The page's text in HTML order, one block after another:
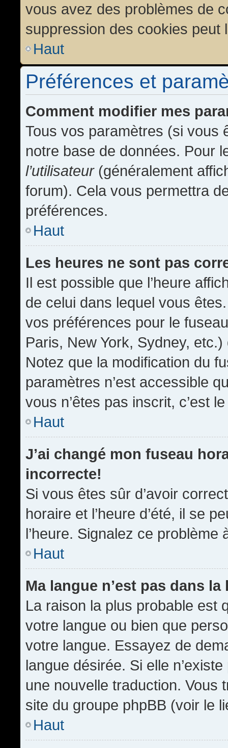
vous avez des problèmes de
suppression des cookies peut
Haut
Préférences et
Comment modifier mes
Tous vos paramètres (si vous
notre base de données. Pour
l’utilisateur(généralement
forum). Cela vous permettra
préférences.
Haut
Les heures ne sont pas
Il est possible que l’heure
de celui dans lequel vous
vos préférences pour le
Paris, New York, Sydney,
Notez que la modification du
paramètres n’est accessible
vous n’êtes pas inscrit, c’est
Haut
J’ai changé mon fuseau
incorrecte!
Si vous êtes sûr d’avoir
horaire et l’heure d’été, il se
l’heure. Signalez ce problème
Haut
Ma langue n’est pas dans la
La raison la plus probable est
votre langue ou bien que
votre langue. Essayez de
langue désirée. Si elle
une nouvelle traduction. Vous
site du groupe phpBB (voir le
Haut